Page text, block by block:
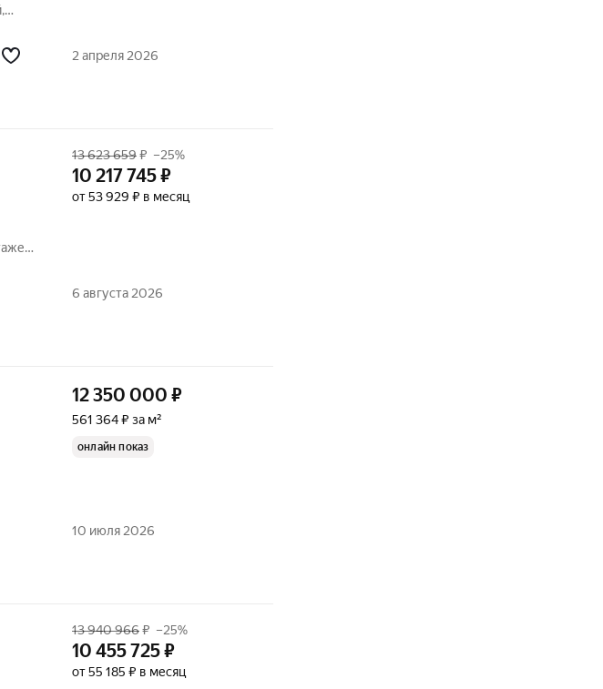
В
2 апреля 2026
и
13 623 659₽ –25%
10 217 745₽
от 53 929 ₽ в месяц
6 августа 2026
12 350 000 ₽
561 364 ₽ за м²
онлайн показ
10 июля 2026
13 940 966₽ –25%
10 455 725₽
от 55 185 ₽ в месяц